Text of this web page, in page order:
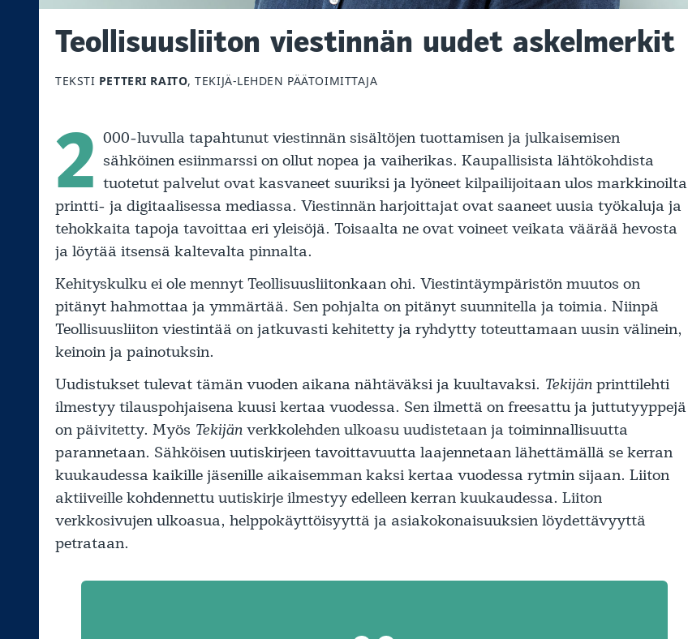
Teollisuusliiton viestinnän uudet askelmerkit
TEKSTI PETTERI RAITO, TEKIJÄ-LEHDEN PÄÄTOIMITTAJA
2 000-luvulla tapahtunut viestinnän sisältöjen tuottamisen ja julkaisemisen
sähköinen esiinmarssi on ollut nopea ja vaiherikas. Kaupallisista lähtökohdista
tuotetut palvelut ovat kasvaneet suuriksi ja lyöneet kilpailijoitaan ulos markkinoilta
printti- ja digitaalisessa mediassa. Viestinnän harjoittajat ovat saaneet uusia työkaluja ja
tehokkaita tapoja tavoittaa eri yleisöjä. Toisaalta ne ovat voineet veikata väärää hevosta
ja löytää itsensä kaltevalta pinnalta.
Kehityskulku ei ole mennyt Teollisuusliitonkaan ohi. Viestintäympäristön muutos on
pitänyt hahmottaa ja ymmärtää. Sen pohjalta on pitänyt suunnitella ja toimia. Niinpä
Teollisuusliiton viestintää on jatkuvasti kehitetty ja ryhdytty toteuttamaan uusin välinein,
keinoin ja painotuksin.
Uudistukset tulevat tämän vuoden aikana nähtäväksi ja kuultavaksi. Tekijän printtilehti
ilmestyy tilauspohjaisena kuusi kertaa vuodessa. Sen ilmettä on freesattu ja juttutyyppejä
on päivitetty. Myös Tekijän verkkolehden ulkoasu uudistetaan ja toiminnallisuutta
parannetaan. Sähköisen uutiskirjeen tavoittavuutta laajennetaan lähettämällä se kerran
kuukaudessa kaikille jäsenille aikaisemman kaksi kertaa vuodessa rytmin sijaan. Liiton
aktiiveille kohdennettu uutiskirje ilmestyy edelleen kerran kuukaudessa. Liiton
verkkosivujen ulkoasua, helppokäyttöisyyttä ja asiakokonaisuuksien löydettävyyttä
petrataan.